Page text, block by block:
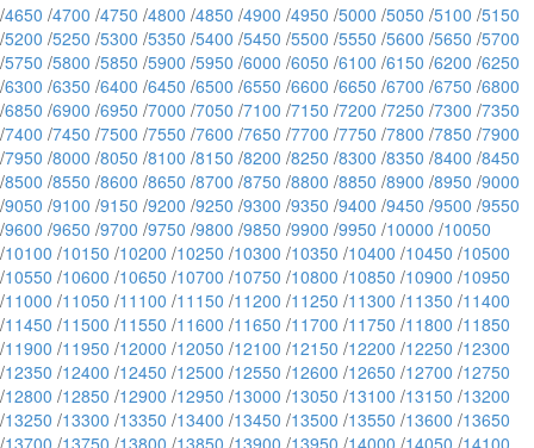
/4650 /4700 /4750 /4800 /4850 /4900 /4950 /5000 /5050 /5100 /5150
/5200 /5250 /5300 /5350 /5400 /5450 /5500 /5550 /5600 /5650 /5700
/5750 /5800 /5850 /5900 /5950 /6000 /6050 /6100 /6150 /6200 /6250
/6300 /6350 /6400 /6450 /6500 /6550 /6600 /6650 /6700 /6750 /6800
/6850 /6900 /6950 /7000 /7050 /7100 /7150 /7200 /7250 /7300 /7350
/7400 /7450 /7500 /7550 /7600 /7650 /7700 /7750 /7800 /7850 /7900
/7950 /8000 /8050 /8100 /8150 /8200 /8250 /8300 /8350 /8400 /8450
/8500 /8550 /8600 /8650 /8700 /8750 /8800 /8850 /8900 /8950 /9000
/9050 /9100 /9150 /9200 /9250 /9300 /9350 /9400 /9450 /9500 /9550
/9600 /9650 /9700 /9750 /9800 /9850 /9900 /9950 /10000 /10050
/10100 /10150 /10200 /10250 /10300 /10350 /10400 /10450 /10500
/10550 /10600 /10650 /10700 /10750 /10800 /10850 /10900 /10950
/11000 /11050 /11100 /11150 /11200 /11250 /11300 /11350 /11400
/11450 /11500 /11550 /11600 /11650 /11700 /11750 /11800 /11850
/11900 /11950 /12000 /12050 /12100 /12150 /12200 /12250 /12300
/12350 /12400 /12450 /12500 /12550 /12600 /12650 /12700 /12750
/12800 /12850 /12900 /12950 /13000 /13050 /13100 /13150 /13200
/13250 /13300 /13350 /13400 /13450 /13500 /13550 /13600 /13650
/13700 /13750 /13800 /13850 /13900 /13950 /14000 /14050 /14100